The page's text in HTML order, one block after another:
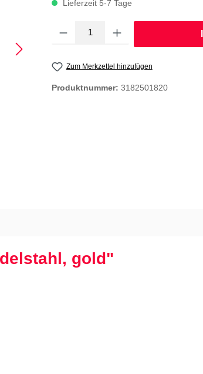
Lieferzeit 5-7 Tage
Zum Merkzettel hinzufügen
Produktnummer: 3182501820
gold"